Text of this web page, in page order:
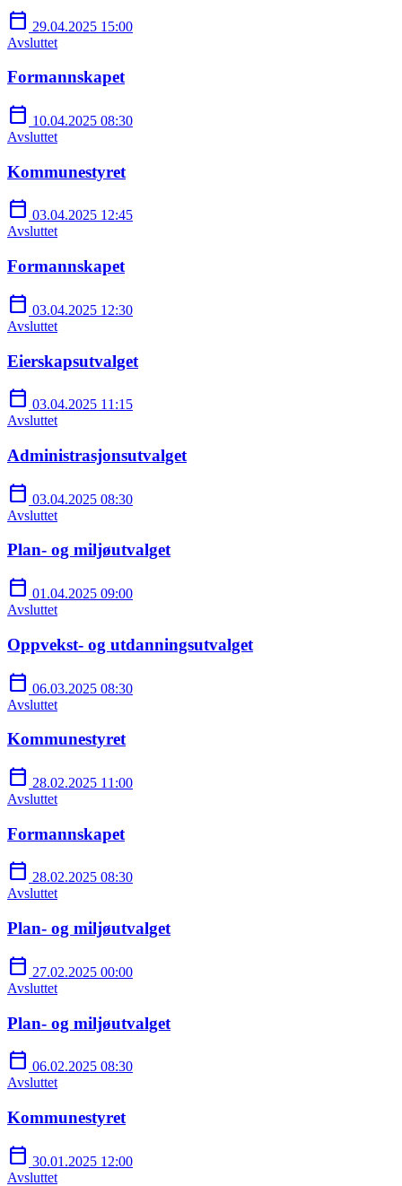
calendar_today 29.04.2025 15:00
Avsluttet
Formannskapet
calendar_today 10.04.2025 08:30
Avsluttet
Kommunestyret
calendar_today 03.04.2025 12:45
Avsluttet
Formannskapet
calendar_today 03.04.2025 12:30
Avsluttet
Eierskapsutvalget
calendar_today 03.04.2025 11:15
Avsluttet
Administrasjonsutvalget
calendar_today 03.04.2025 08:30
Avsluttet
Plan- og miljøutvalget
calendar_today 01.04.2025 09:00
Avsluttet
Oppvekst- og utdanningsutvalget
calendar_today 06.03.2025 08:30
Avsluttet
Kommunestyret
calendar_today 28.02.2025 11:00
Avsluttet
Formannskapet
calendar_today 28.02.2025 08:30
Avsluttet
Plan- og miljøutvalget
calendar_today 27.02.2025 00:00
Avsluttet
Plan- og miljøutvalget
calendar_today 06.02.2025 08:30
Avsluttet
Kommunestyret
calendar_today 30.01.2025 12:00
Avsluttet